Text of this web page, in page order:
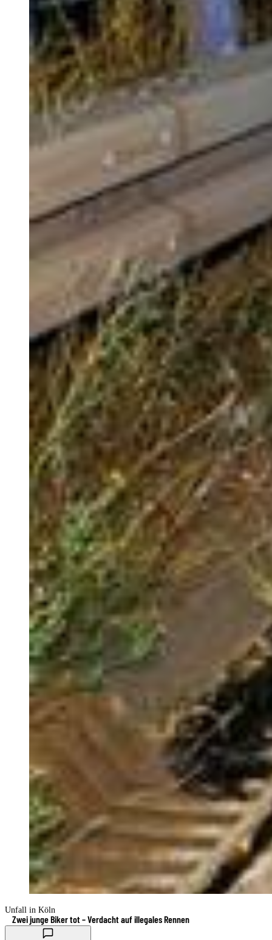
Unfall in Köln
Zwei junge Biker tot – Verdacht auf illegales Rennen